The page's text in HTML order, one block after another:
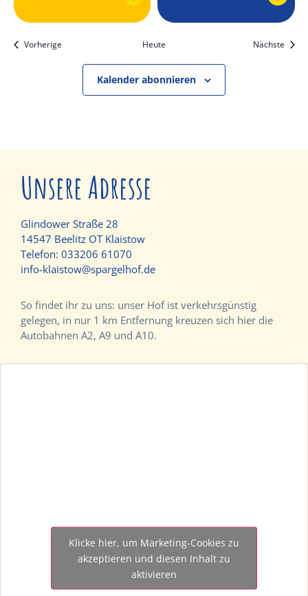
VorherigeVeranstaltungen Heute Nächste
Kalender abonnieren
Klicke hier, um Marketing-Cookies zu
akzeptieren und diesen Inhalt zu
aktivieren
Unsere Adresse
Glindower Straße 28
14547 Beelitz OT Klaistow
Telefon: 033206 61070
info-klaistow@spargelhof.de
So findet ihr zu uns: unser Hof ist verkehrsgünstig
gelegen, in nur 1 km Entfernung kreuzen sich hier die
Autobahnen A2, A9 und A10.